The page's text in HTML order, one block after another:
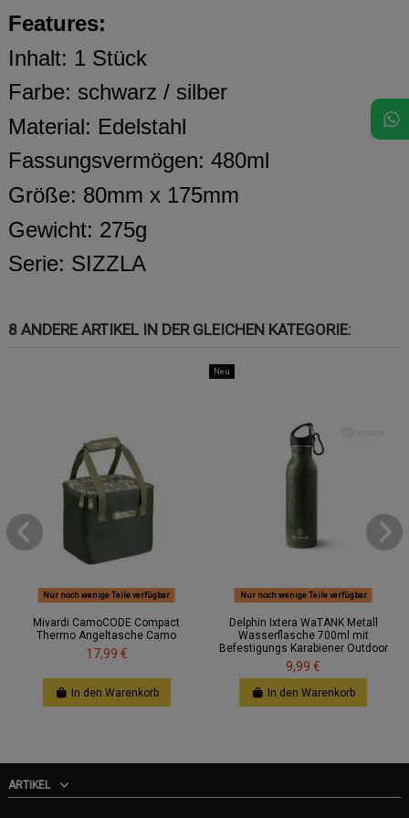
Features:
Inhalt: 1 Stück
Farbe: schwarz / silber
Material: Edelstahl
Fassungsvermögen: 480ml
Größe: 80mm x 175mm
Gewicht: 275g
Serie: SIZZLA
8 ANDERE ARTIKEL IN DER GLEICHEN KATEGORIE:
Nur noch wenige Teile verfügbar
Mivardi CamoCODE Compact
Thermo Angeltasche Camo
17,99 €
In den Warenkorb
Neu
Nur noch wenige Teile verfügbar
Delphin Ixtera WaTANK Metall
Wasserflasche 700ml mit
Befestigungs Karabiener Outdoor
9,99 €
In den Warenkorb
ARTIKEL